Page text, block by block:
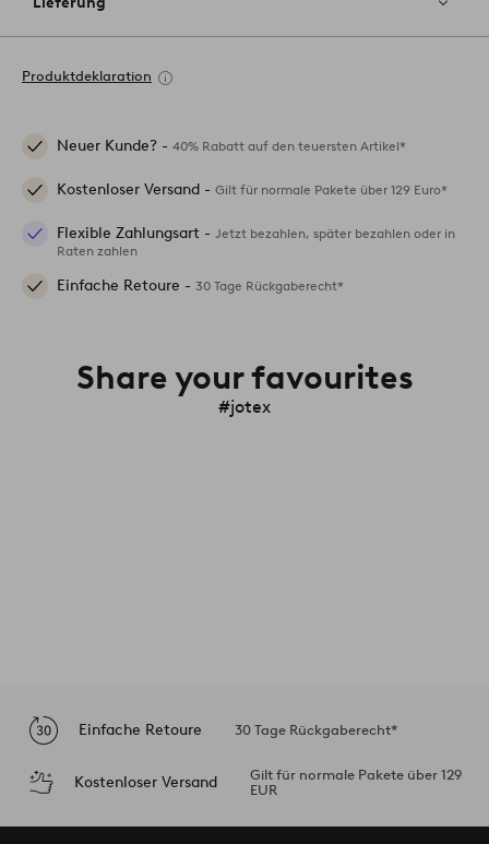
Produktdeklaration
Neuer Kunde? - 40% Rabatt auf den teuersten Artikel*
Kostenloser Versand - Gilt für normale Pakete über 129 Euro*
Flexible Zahlungsart - Jetzt bezahlen, später bezahlen oder in
Raten zahlen
Einfache Retoure - 30 Tage Rückgaberecht*
Share your favourites
#jotex
Einfache Retoure 30 Tage Rückgaberecht*
Kostenloser Versand
Gilt für normale Pakete über 129
EUR